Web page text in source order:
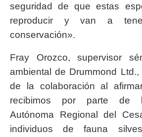
seguridad de que estas
reproducir y van a
conservación».
Fray Orozco, supervisor
ambiental de Drummond
de la colaboración al
recibimos por parte de
Autónoma Regional del
individuos de fauna